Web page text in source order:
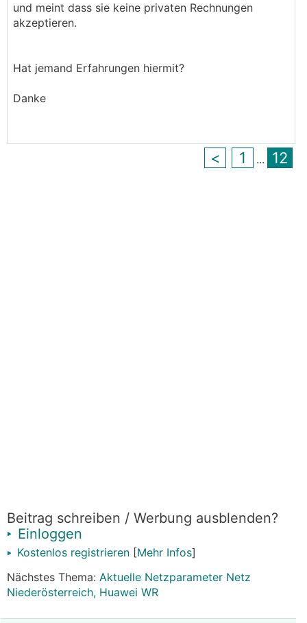
und meint dass sie keine privaten Rechnungen
akzeptieren.
Hat jemand Erfahrungen hiermit?
Danke
< 1 ... 12
Beitrag schreiben / Werbung ausblenden?
Einloggen
Kostenlos registrieren [Mehr Infos]
Nächstes Thema: Aktuelle Netzparameter Netz
Niederösterreich, Huawei WR